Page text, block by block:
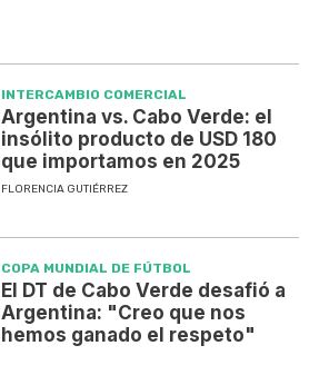
INTERCAMBIO COMERCIAL
Argentina vs. Cabo Verde: el
insólito producto de USD 180
que importamos en 2025
FLORENCIA GUTIÉRREZ
COPA MUNDIAL DE FÚTBOL
El DT de Cabo Verde desafió a
Argentina: "Creo que nos
hemos ganado el respeto"